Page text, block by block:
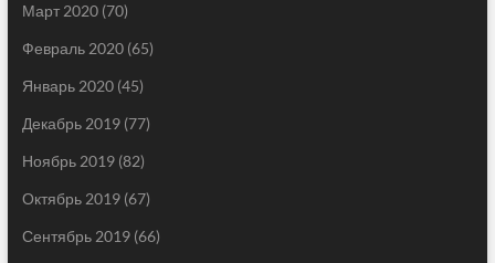
Март 2020(70)
Февраль 2020(65)
Январь 2020(45)
Декабрь 2019(77)
Ноябрь 2019(82)
Октябрь 2019(67)
Сентябрь 2019(66)